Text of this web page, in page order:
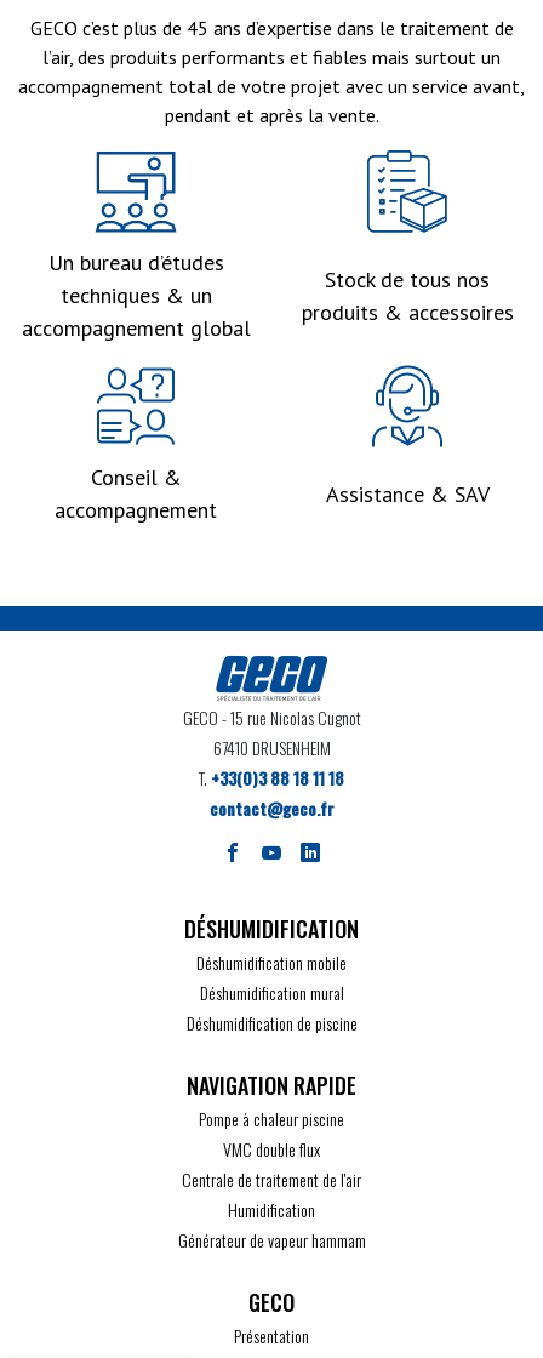
GECO c’est plus de 45 ans d’expertise dans le traitement de
l’air, des produits performants et fiables mais surtout un
accompagnement total de votre projet avec un service avant,
pendant et après la vente.
Un bureau d’études
techniques & un
accompagnement global
Stock de tous nos
produits & accessoires
Conseil &
accompagnement
Assistance & SAV
GECO- 15 rue Nicolas Cugnot
67410 DRUSENHEIM
T. +33(0)3 88 18 11 18
contact@geco.fr
DÉSHUMIDIFICATION
Déshumidification mobile
Déshumidification mural
Déshumidification de piscine
Pompe à chaleur piscine
VMC double flux
Centrale de traitement de l'air
Humidification
Générateur de vapeur hammam
GECO
Présentation